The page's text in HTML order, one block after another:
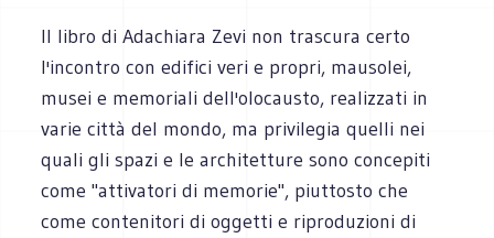
Il libro di Adachiara Zevi non trascura certo
l'incontro con edifici veri e propri, mausolei,
musei e memoriali dell'olocausto, realizzati in
varie città del mondo, ma privilegia quelli nei
quali gli spazi e le architetture sono concepiti
come "attivatori di memorie", piuttosto che
come contenitori di oggetti e riproduzioni di